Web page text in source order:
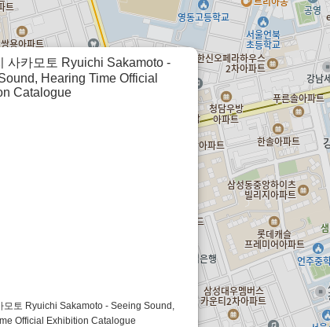
vinyl.coroke.net 바이닐 LP 모아보기
모토 Ryuichi Sakamoto - Seeing Sound,
Official Exhibition Catalogue